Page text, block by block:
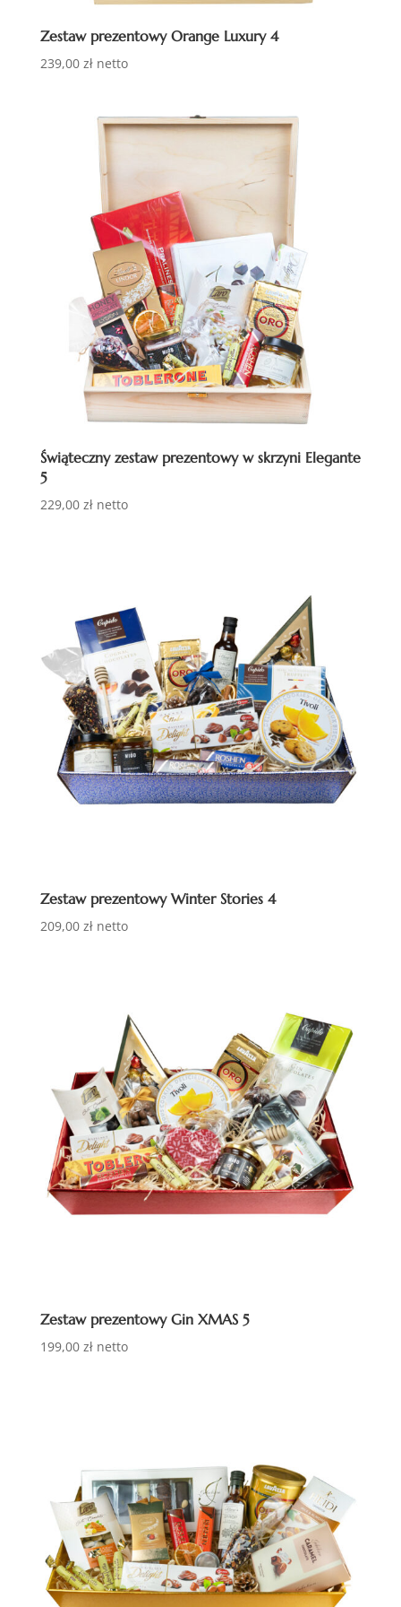
Zestaw prezentowy Orange Luxury 4
239,00 zł netto
Świąteczny zestaw prezentowy w skrzyni Elegante
5
229,00 zł netto
Zestaw prezentowy Winter Stories 4
209,00 zł netto
Zestaw prezentowy Gin XMAS 5
199,00 zł netto